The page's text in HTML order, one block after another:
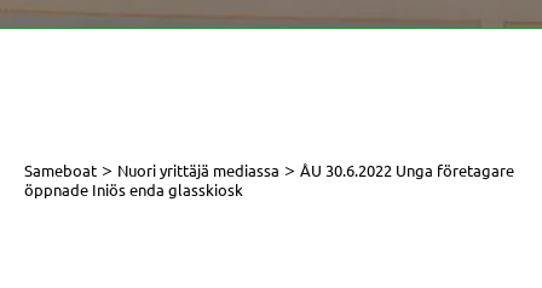
Sameboat > Nuori yrittäjä mediassa > ÅU 30.6.2022 Unga företagare
öppnade Iniös enda glasskiosk